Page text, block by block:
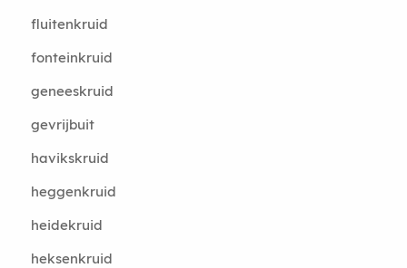
fluitenkruid
fonteinkruid
geneeskruid
gevrijbuit
havikskruid
heggenkruid
heidekruid
heksenkruid